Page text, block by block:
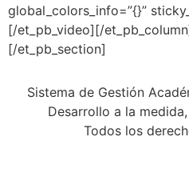
global_colors_info=”{}”
[/et_pb_video][/
[/et_pb_section]
Sistema de Gestión
Desarrollo a la
Todos los